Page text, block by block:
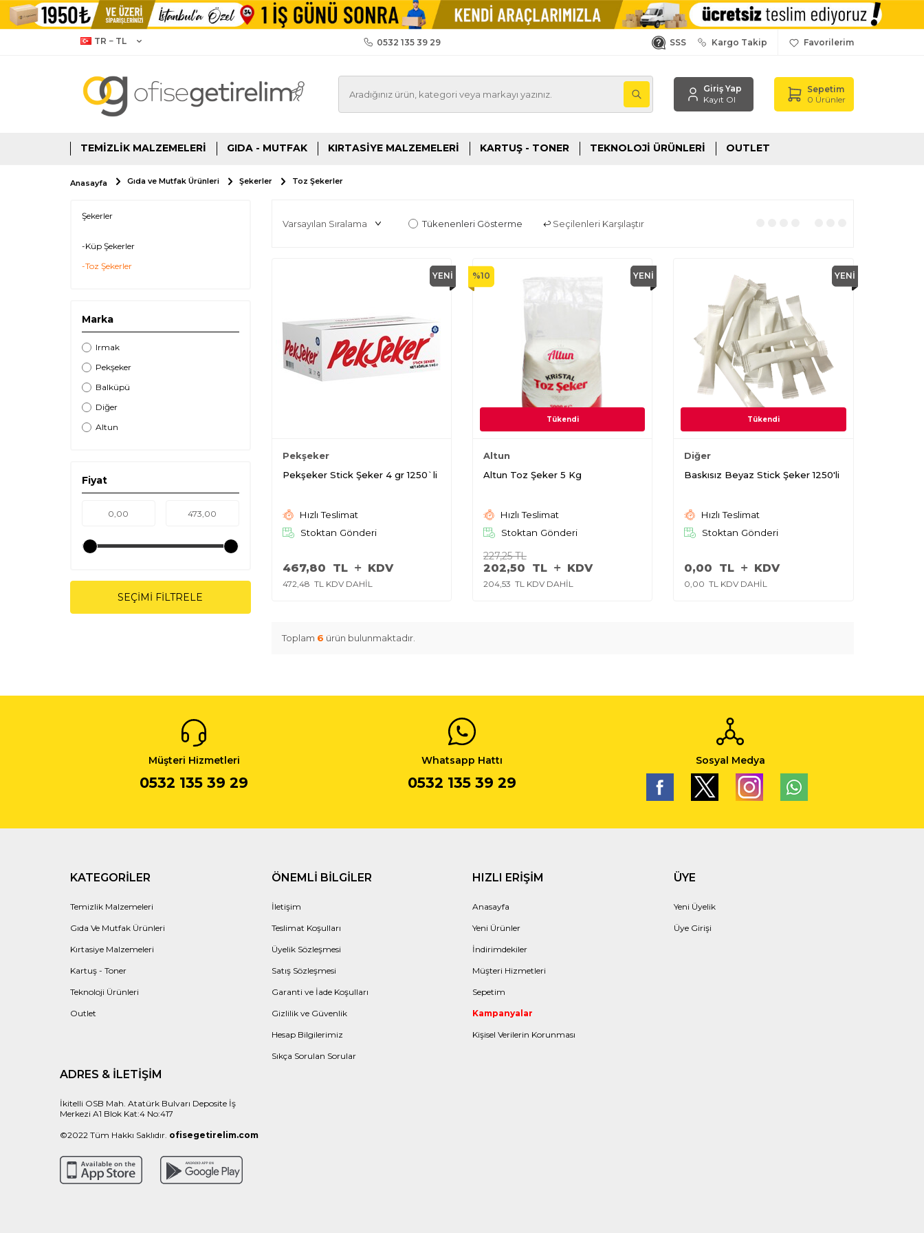
TR − TL 0532 135 39 29 SSS Kargo Takip Favorilerim
Giriş Yap
Kayıt Ol
Sepetim
0 Ürünler
TEMIZLIK MALZEMELERI GIDA - MUTFAK KIRTASIYE MALZEMELERI KARTUŞ - TONER TEKNOLOJI ÜRÜNLERI OUTLET
Anasayfa Gıda ve Mutfak Ürünleri Şekerler Toz Şekerler
Şekerler
-Küp Şekerler
-Toz Şekerler
Marka
Irmak
Pekşeker
Balküpü
Diğer
Altun
Fiyat
SEÇIMI FILTRELE
Tükenenleri Gösterme Seçilenleri Karşılaştır
YENI
Pekşeker
Pekşeker Stick Şeker 4 gr 1250`li
Hızlı Teslimat
Stoktan Gönderi
467,80 TL KDV
472,48 TL KDV DAHİL
%10 YENI
Tükendi
Altun
Altun Toz Şeker 5 Kg
Hızlı Teslimat
Stoktan Gönderi
227,25TL
202,50 TL KDV
204,53 TL KDV DAHİL
YENI
Tükendi
Diğer
Baskısız Beyaz Stick Şeker 1250'li
Hızlı Teslimat
Stoktan Gönderi
0,00 TL KDV
0,00 TL KDV DAHİL
Toplam 6 ürün bulunmaktadır.
Müşteri Hizmetleri
0532 135 39 29
Whatsapp Hattı
0532 135 39 29
Sosyal Medya
KATEGORILER
Temizlik Malzemeleri
Gıda Ve Mutfak Ürünleri
Kırtasiye Malzemeleri
Kartuş - Toner
Teknoloji Ürünleri
Outlet
ÖNEMLI BILGILER
İletişim
Teslimat Koşulları
Üyelik Sözleşmesi
Satış Sözleşmesi
Garanti ve İade Koşulları
Gizlilik ve Güvenlik
Hesap Bilgilerimiz
Sıkça Sorulan Sorular
HIZLI ERIŞIM
Anasayfa
Yeni Ürünler
İndirimdekiler
Müşteri Hizmetleri
Sepetim
Kampanyalar
Kişisel Verilerin Korunması
ÜYE
Yeni Üyelik
Üye Girişi
ADRES & İLETIŞIM
İkitelli OSB Mah. Atatürk Bulvarı Deposite İş
Merkezi A1 Blok Kat:4 No:417
©2022 Tüm Hakkı Saklıdır. ofisegetirelim.com